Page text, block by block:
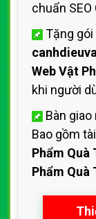
chuẩn SEO
Tặng gói
Web Vật
khi người
Bàn
Bao gồm
Phẩm Quà
Phẩm Quà